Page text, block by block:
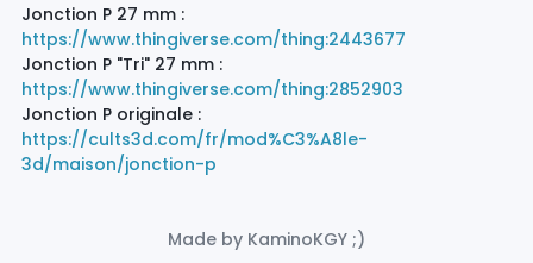
Jonction P 27 mm :
https://www.thingiverse.com/thing:2443677
Jonction P "Tri" 27 mm :
https://www.thingiverse.com/thing:2852903
Jonction P originale :
https://cults3d.com/fr/mod%C3%A8le-
3d/maison/jonction-p
Made by KaminoKGY ;)